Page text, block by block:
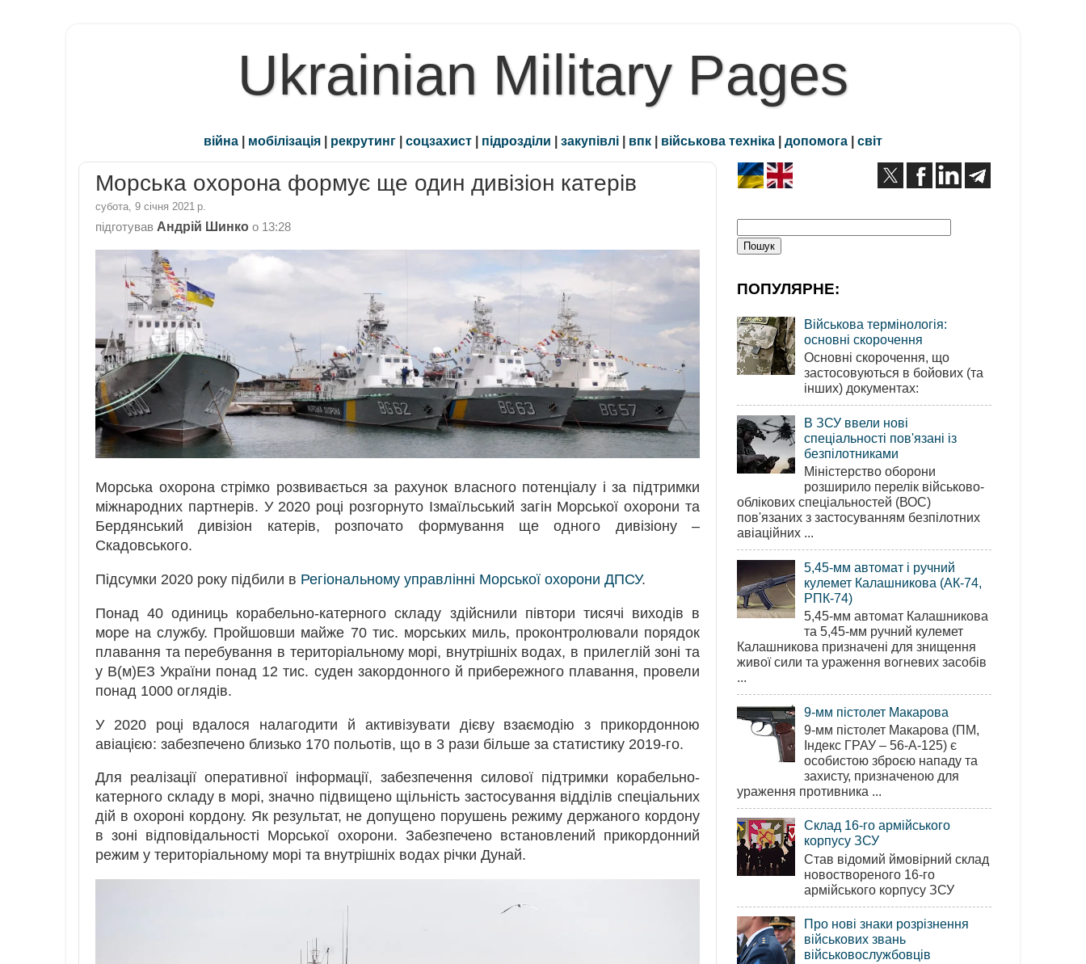
Ukrainian Military Pages
війна | мобілізація | рекрутинг | соцзахист | підрозділи | закупівлі | впк | військова техніка | допомога | світ
Морська охорона формує ще один дивізіон катерів
субота, 9 січня 2021 р.
підготував Андрій Шинко о 13:28
Морська охорона стрімко розвивається за рахунок власного потенціалу і за підтримки
міжнародних партнерів. У 2020 році розгорнуто Ізмаїльський загін Морської охорони та
Бердянський дивізіон катерів, розпочато формування ще одного дивізіону –
Скадовського.
Підсумки 2020 року підбили в Регіональному управлінні Морської охорони ДПСУ.
Понад 40 одиниць корабельно-катерного складу здійснили півтори тисячі виходів в
море на службу. Пройшовши майже 70 тис. морських миль, проконтролювали порядок
плавання та перебування в територіальному морі, внутрішніх водах, в прилеглій зоні та
у В(м)ЕЗ України понад 12 тис. суден закордонного й прибережного плавання, провели
понад 1000 оглядів.
У 2020 році вдалося налагодити й активізувати дієву взаємодію з прикордонною
авіацією: забезпечено близько 170 польотів, що в 3 рази більше за статистику 2019-го.
Для реалізації оперативної інформації, забезпечення силової підтримки корабельно-
катерного складу в морі, значно підвищено щільність застосування відділів спеціальних
дій в охороні кордону. Як результат, не допущено порушень режиму держаного кордону
в зоні відповідальності Морської охорони. Забезпечено встановлений прикордонний
режим у територіальному морі та внутрішніх водах річки Дунай.
ПОПУЛЯРНЕ:
Військова термінологія:
основні скорочення
Основні скорочення, що
застосовуються в бойових (та
інших) документах:
В ЗСУ ввели нові
спеціальності пов'язані із
безпілотниками
Міністерство оборони
розширило перелік військово-
облікових спеціальностей (ВОС)
пов'язаних з застосуванням безпілотних
авіаційних ...
5,45-мм автомат і ручний
кулемет Калашникова (АК-74,
РПК-74)
5,45-мм автомат Калашникова
та 5,45-мм ручний кулемет
Калашникова призначені для знищення
живої сили та ураження вогневих засобів
...
9-мм пістолет Макарова
9-мм пістолет Макарова (ПМ,
Індекс ГРАУ – 56-А-125) є
особистою зброєю нападу та
захисту, призначеною для
ураження противника ...
Склад 16-го армійського
корпусу ЗСУ
Став відомий ймовірний склад
новоствореного 16-го
армійського корпусу ЗСУ
Про нові знаки розрізнення
військових звань
військовослужбовців